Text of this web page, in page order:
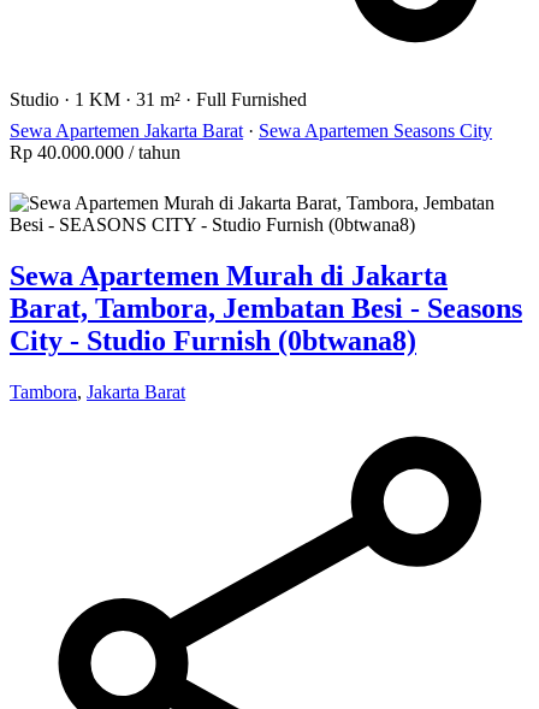
Studio · 1 KM · 31 m² · Full Furnished
Sewa Apartemen Jakarta Barat · Sewa Apartemen Seasons City
Rp 40.000.000 / tahun
Sewa Apartemen Murah di Jakarta
Barat, Tambora, Jembatan Besi - Seasons
City - Studio Furnish (0btwana8)
Tambora, Jakarta Barat